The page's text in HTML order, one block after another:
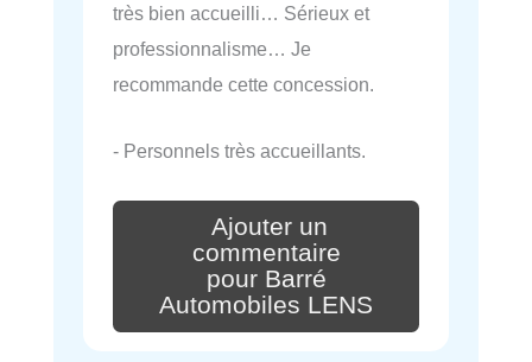
très bien accueilli… Sérieux et
professionnalisme… Je
recommande cette concession.
- Personnels très accueillants.
Ajouter un
commentaire
pour Barré
Automobiles LENS